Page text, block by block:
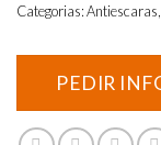
Categorias:Antiescaras